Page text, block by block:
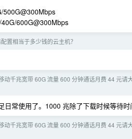
500G@300Mbps
600G@300Mbps
置相当于多少钱的云主机？
动千兆宽带 60G 流量 600 分钟通话月费 44 元请
常使用了。1000 兆除了下载时候等待
动千兆宽带 60G 流量 600 分钟通话月费 44 元请